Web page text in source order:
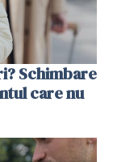
Schimbare
care nu